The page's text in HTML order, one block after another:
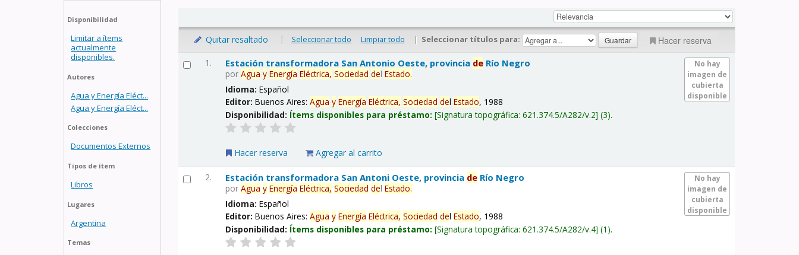
Disponibilidad
Limitar a ítems
actualmente
disponibles.
Autores
Agua y Energía Eléct...
Agua y Energía Eléct...
Colecciones
Documentos Externos
Tipos de ítem
Libros
Lugares
Argentina
Temas
Quitar resaltado | Seleccionar todo Limpiar todo | Seleccionar títulos para: Hacer reserva
1.
No hay
imagen de
cubierta
disponible
Estación transformadora San Antonio Oeste, provincia de Río Negro
porAgua y Energía Eléctrica, Sociedad delEstado.
Idioma:Español
Editor:Buenos Aires:Agua y Energía Eléctrica, Sociedad delEstado, 1988
Disponibilidad: Ítems disponibles para préstamo: Signatura topográfica:621.374.5/A282/v.2 (3).
Hacer reserva Agregar al carrito
2.
No hay
imagen de
cubierta
disponible
Estación transformadora San Antoni Oeste, provincia de Río Negro
porAgua y Energía Eléctrica, Sociedad delEstado.
Idioma:Español
Editor:Buenos Aires:Agua y Energía Eléctrica, Sociedad delEstado, 1988
Disponibilidad: Ítems disponibles para préstamo: Signatura topográfica:621.374.5/A282/v.4 (1).